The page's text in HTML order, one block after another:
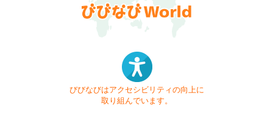
びびなびはアクセシビリティの向上に
取り組んでいます。